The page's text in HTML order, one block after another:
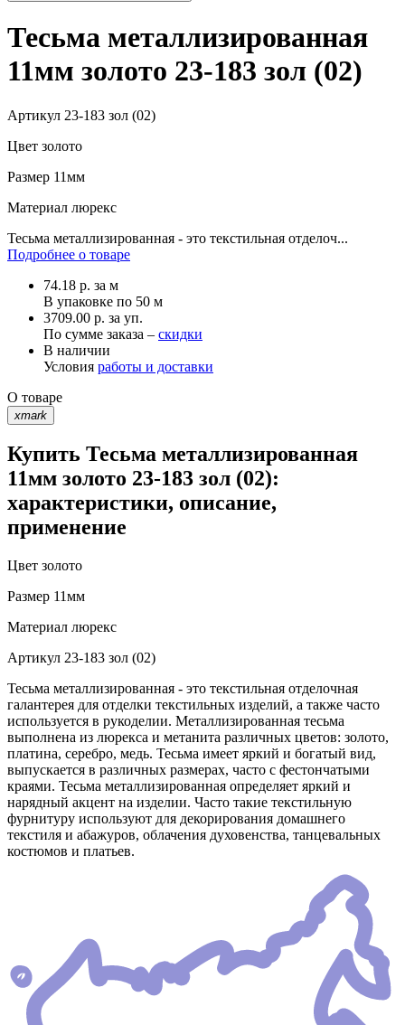
Тесьма металлизированная
11мм золото 23-183 зол (02)
Артикул 23-183 зол (02)
Цвет золото
Размер 11мм
Материал люрекс
Тесьма металлизированная - это текстильная отделоч...
Подробнее о товаре
74.18 р. за м
В упаковке по 50 м
3709.00 р. за уп.
По сумме заказа – скидки
В наличии
Условия работы и доставки
О товаре
xmark
Купить Тесьма металлизированная
11мм золото 23-183 зол (02):
характеристики, описание,
применение
Цвет золото
Размер 11мм
Материал люрекс
Артикул 23-183 зол (02)
Тесьма металлизированная - это текстильная отделочная
галантерея для отделки текстильных изделий, а также часто
используется в рукоделии. Металлизированная тесьма
выполнена из люрекса и метанита различных цветов: золото,
платина, серебро, медь. Тесьма имеет яркий и богатый вид,
выпускается в различных размерах, часто с фестончатыми
краями. Тесьма металлизированная определяет яркий и
нарядный акцент на изделии. Часто такие текстильную
фурнитуру используют для декорирования домашнего
текстиля и абажуров, облачения духовенства, танцевальных
костюмов и платьев.